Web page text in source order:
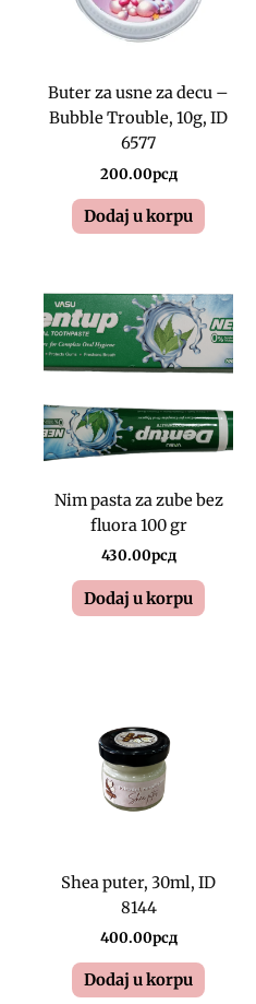
Buter za usne za decu –
Bubble Trouble, 10g, ID
6577
200.00рсд
Dodaj u korpu
Nim pasta za zube bez
fluora 100 gr
430.00рсд
Dodaj u korpu
Shea puter, 30ml, ID
8144
400.00рсд
Dodaj u korpu